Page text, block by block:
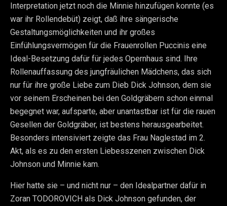
Interpretation jetzt noch die Minnie hinzufügen konnte (es
war ihr Rollendebüt) zeigt, daß ihre sängerische
Gestaltungsmöglichkeiten und ihr großes
Einfühlungsvermögen für die Frauenrollen Puccinis eine
Ideal-Besetzung dafür für jedes Opernhaus sind. Ihre
Rollenauffassung des jungfräulichen Mädchens, das sich
nur für ihre große Liebe zum Dieb Dick Johnson, dem sie
vor seinem Erscheinen bei den Goldgräbern schon einmal
begegnet war, aufsparte, aber unantastbar ist für die rauen
Gesellen der Goldgräber, ist bestens herausgearbeitet.
Besonders intensiviert zeigte das Frau Naglestad im 2.
Akt, als es zu den ersten Liebesszenen zwischen Dick
Johnson und Minnie kam.
Hier hatte sie – und nicht nur – den Idealpartner dafür in
Zoran TODOROVICH als Dick Johnson gefunden, der